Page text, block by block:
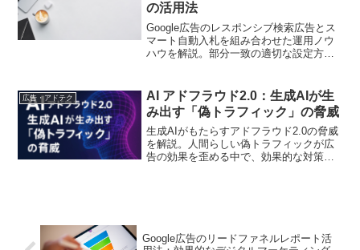
ップを強化し、広告運用の成果を高める
ヒントを探ります。
の活用法
Google広告のレスポンシブ検索広告とス
マート自動入札を組み合わせた運用ノウ
ハウを解説。部分一致の適切な設定方法
広告・アドテク
AI アドフラウド2.0：生成AIが生
み出す「偽トラフィック」の脅威
生成AIがもたらすアドフラウド2.0の脅威
を解説。人間らしい偽トラフィックが広
告の効果を歪める中で、効果的な対策を
Google広告のリードファネルレポート活